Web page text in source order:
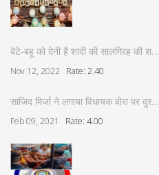
बेटे-बहू को देनी है शादी की सालगिरह की श…
Nov 12, 2022 Rate: 2.40
साजिद मिर्जा ने लगाया विधायक वोरा पर दुर…
Feb 09, 2021 Rate: 4.00